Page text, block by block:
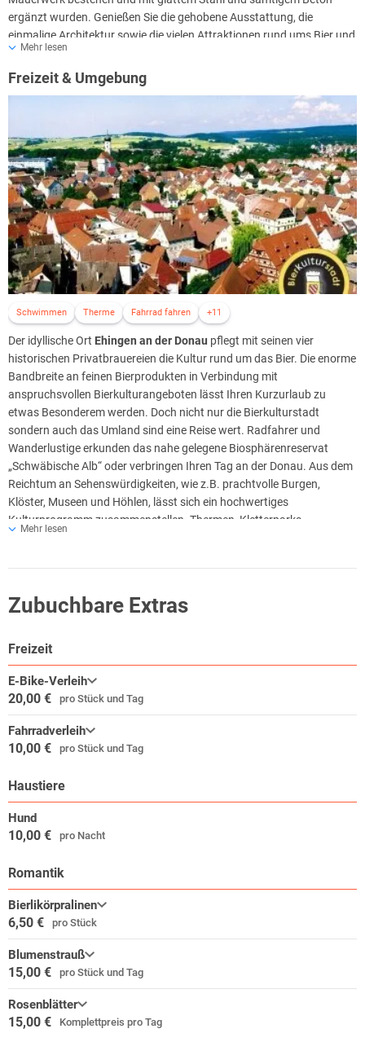
Brauereiführungen finden Montag – Donnerstag um 18:30 Uhr und
Freitag um 17:30 Uhr statt.
ergänzt wurden. Genießen Sie die gehobene Ausstattung, die
einmalige Architektur sowie die vielen Attraktionen rund ums Bier und
machen Sie Ihren Besuch auf der Schwäbischen Alb unvergesslich.
Das Hotel empfängt seine Gäste in
Mehr lesen
Freizeit & Umgebung
Schwimmen Therme Fahrrad fahren +11
Der idyllische Ort Ehingen an der Donau pflegt mit seinen vier
historischen Privatbrauereien die Kultur rund um das Bier. Die enorme
Bandbreite an feinen Bierprodukten in Verbindung mit
anspruchsvollen Bierkulturangeboten lässt Ihren Kurzurlaub zu
etwas Besonderem werden. Doch nicht nur die Bierkulturstadt
sondern auch das Umland sind eine Reise wert. Radfahrer und
Wanderlustige erkunden das nahe gelegene Biosphärenreservat
„Schwäbische Alb“ oder verbringen Ihren Tag an der Donau. Aus dem
Reichtum an Sehenswürdigkeiten, wie z.B. prachtvolle Burgen,
Klöster, Museen und Höhlen, lässt sich ein hochwertiges
Kulturprogramm zusammenstellen. Thermen, Kletterparks,
Mehr lesen
Zubuchbare Extras
Freizeit
E-Bike-Verleih
20,00 € pro Stück und Tag
Fahrradverleih
10,00 € pro Stück und Tag
Haustiere
Hund
10,00 € pro Nacht
Romantik
Bierlikörpralinen
6,50 € pro Stück
Blumenstrauß
15,00 € pro Stück und Tag
Rosenblätter
15,00 € Komplettpreis pro Tag